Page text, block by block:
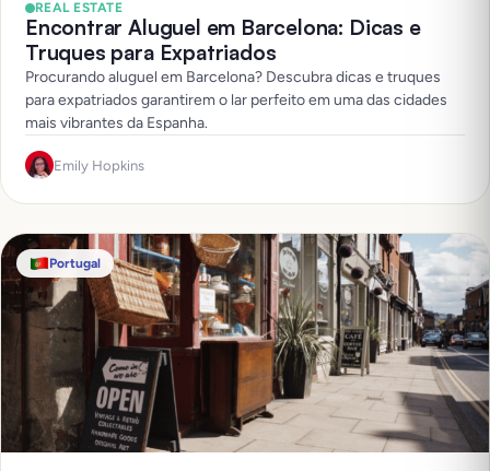
REAL ESTATE
Encontrar Aluguel em Barcelona: Dicas e
Truques para Expatriados
Procurando aluguel em Barcelona? Descubra dicas e truques
para expatriados garantirem o lar perfeito em uma das cidades
mais vibrantes da Espanha.
Emily Hopkins
Portugal